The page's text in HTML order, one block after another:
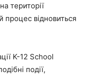
території
процес відновиться
K-12 School
події,